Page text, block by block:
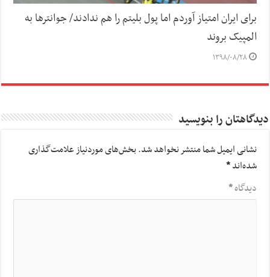
برای ایران امتیاز آوردم اما پول بلیتم را هم ندادند/ جوانترها به
المپیک بروند
۱۳۹۸/۰۸/۲۸
دیدگاهتان را بنویسید
نشانی ایمیل شما منتشر نخواهد شد.بخش‌های موردنیاز علامت‌گذاری
شده‌اند*
دیدگاه*